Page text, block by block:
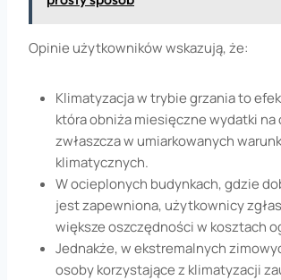
Opinie użytkowników wskazują, że:
Klimatyzacja w trybie grzania to
która obniża miesięczne wydatki na
zwłaszcza w umiarkowanych
klimatycznych.
W ocieplonych budynkach, gdzie
jest zapewniona, użytkownicy
większe oszczędności w kosztach
Jednakże, w ekstremalnych
osoby korzystające z klimatyzacji